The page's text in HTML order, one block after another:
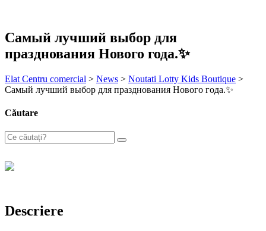
Самый лучший выбор для
празднования Нового года.✨
Elat Centru comercial > News > Noutati Lotty Kids Boutique >
Самый лучший выбор для празднования Нового года.✨
Căutare
Descriere